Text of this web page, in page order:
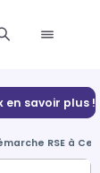
en savoir plus !
RSE à